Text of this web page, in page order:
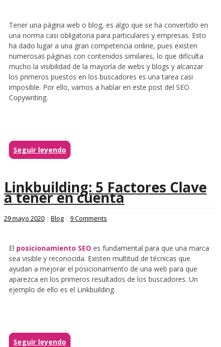
Tener una página web o blog, es algo que se ha convertido en
una norma casi obligatoria para particulares y empresas. Esto
ha dado lugar a una gran competencia online, pues existen
numerosas páginas con contenidos similares, lo que dificulta
mucho la visibilidad de la mayoría de webs y blogs y alcanzar
los primeros puestos en los buscadores es una tarea casi
imposible. Por ello, vamos a hablar en este post del SEO
Copywriting.
Seguir leyendo
Linkbuilding: 5 Factores Clave
a tener en cuenta
29 mayo 2020 | Blog | 9 Comments
El posicionamiento SEO es fundamental para que una marca
sea visible y reconocida. Existen multitud de técnicas que
ayudan a mejorar el posicionamiento de una web para que
aparezca en los primeros resultados de los buscadores. Un
ejemplo de ello es el Linkbuilding.
Seguir leyendo